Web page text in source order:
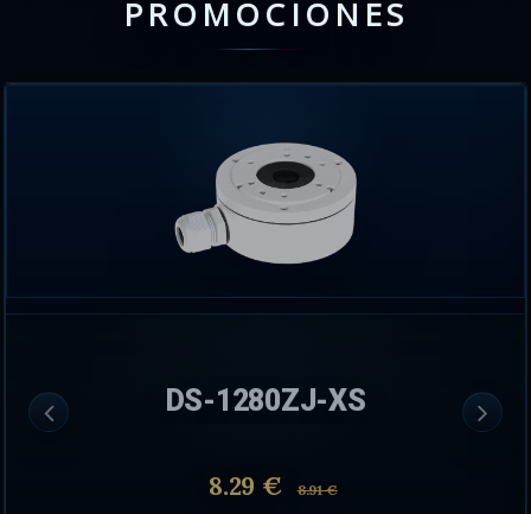
PROMOCIONES
DS-1280ZJ-XS
8.29 € 8.91 €